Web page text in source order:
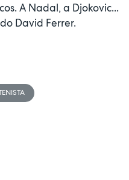
A Nadal, a Djokovic...
David Ferrer.